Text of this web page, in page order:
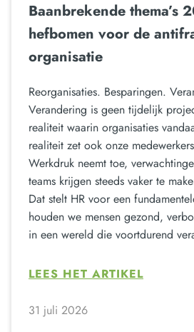
Baanbrekende thema’s
hefbomen voor de
organisatie
Reorganisaties. Besparingen.
Verandering is geen tijdelijk
realiteit waarin organisaties
realiteit zet ook onze
Werkdruk neemt toe,
teams krijgen steeds vaker te
Dat stelt HR voor een
houden we mensen gezond,
in een wereld die voortdurend
LEES HET ARTIKEL
31 juli 2026